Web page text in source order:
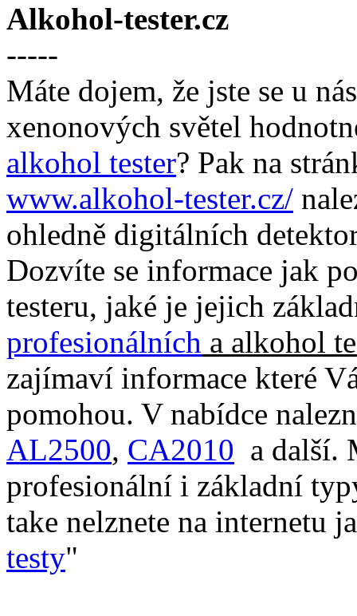
Alkohol-tester.cz
-----
Máte dojem, že jste se u
xenonových světel
alkohol tester? Pak na
www.alkohol-tester.cz/
ohledně digitálních
Dozvíte se informace jak
testeru, jaké je jejich
profesionálních a alkohol
zajímaví informace které
pomohou. V nabídce
AL2500, CA2010 a další.
profesionální i základní
take nelznete na internetu
testy"